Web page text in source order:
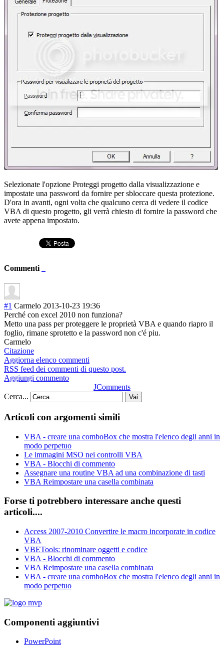
Selezionate l'opzione Proteggi progetto dalla visualizzazione e
impostate una password da fornire per sbloccare questa protezione.
D'ora in avanti, ogni volta che qualcuno cerca di vedere il codice
VBA di questo progetto, gli verrà chiesto di fornire la password che
avete appena impostato.
Commenti
#1 Carmelo 2013-10-23 19:36
Perché con excel 2010 non funziona?
Metto una pass per proteggere le proprietà VBA e quando riapro il
foglio, rimane sprotetto e la password non c'é piu.
Carmelo
Citazione
Aggiorna elenco commenti
RSS feed dei commenti di questo post.
Aggiungi commento
JComments
Cerca...
Vai
Articoli con argomenti simili
VBA - creare una comboBox che mostra l'elenco degli anni in
modo perpetuo
Le immagini MSO nei controlli VBA
VBA - Blocchi di commento
Assegnare una routine VBA ad una combinazione di tasti
VBA Reimpostare una casella combinata
Forse ti potrebbero interessare anche questi
articoli....
Access 2007-2010 Convertire le macro incorporate in codice
VBA
VBETools: rinominare oggetti e codice
VBA - Blocchi di commento
VBA Reimpostare una casella combinata
VBA - creare una comboBox che mostra l'elenco degli anni in
modo perpetuo
Componenti aggiuntivi
PowerPoint